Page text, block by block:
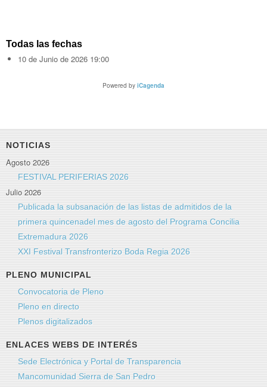
Todas las fechas
10 de Junio de 2026 19:00
Powered by iCagenda
NOTICIAS
Agosto 2026
FESTIVAL PERIFERIAS 2026
Julio 2026
Publicada la subsanación de las listas de admitidos de la
primera quincenadel mes de agosto del Programa Concilia
Extremadura 2026
XXI Festival Transfronterizo Boda Regia 2026
PLENO MUNICIPAL
Convocatoria de Pleno
Pleno en directo
Plenos digitalizados
ENLACES WEBS DE INTERÉS
Sede Electrónica y Portal de Transparencia
Mancomunidad Sierra de San Pedro